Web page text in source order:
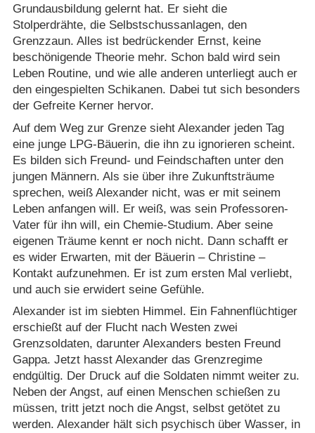
Grundausbildung gelernt hat. Er sieht die
Stolperdrähte, die Selbstschussanlagen, den
Grenzzaun. Alles ist bedrückender Ernst, keine
beschönigende Theorie mehr. Schon bald wird sein
Leben Routine, und wie alle anderen unterliegt auch er
den eingespielten Schikanen. Dabei tut sich besonders
der Gefreite Kerner hervor.
Auf dem Weg zur Grenze sieht Alexander jeden Tag
eine junge LPG-Bäuerin, die ihn zu ignorieren scheint.
Es bilden sich Freund- und Feindschaften unter den
jungen Männern. Als sie über ihre Zukunftsträume
sprechen, weiß Alexander nicht, was er mit seinem
Leben anfangen will. Er weiß, was sein Professoren-
Vater für ihn will, ein Chemie-Studium. Aber seine
eigenen Träume kennt er noch nicht. Dann schafft er
es wider Erwarten, mit der Bäuerin – Christine –
Kontakt aufzunehmen. Er ist zum ersten Mal verliebt,
und auch sie erwidert seine Gefühle.
Alexander ist im siebten Himmel. Ein Fahnenflüchtiger
erschießt auf der Flucht nach Westen zwei
Grenzsoldaten, darunter Alexanders besten Freund
Gappa. Jetzt hasst Alexander das Grenzregime
endgültig. Der Druck auf die Soldaten nimmt weiter zu.
Neben der Angst, auf einen Menschen schießen zu
müssen, tritt jetzt noch die Angst, selbst getötet zu
werden. Alexander hält sich psychisch über Wasser, in